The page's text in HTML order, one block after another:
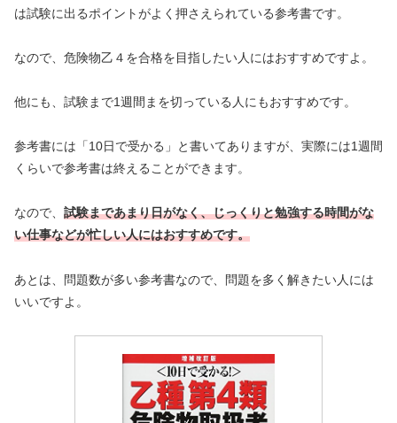
は試験に出るポイントがよく押さえられている参考書です。
なので、危険物乙４を合格を目指したい人にはおすすめですよ。
他にも、試験まで1週間まを切っている人にもおすすめです。
参考書には「10日で受かる」と書いてありますが、実際には1週間
くらいで参考書は終えることができます。
なので、 試験まであまり日がなく、じっくりと勉強する時間がな
い仕事などが忙しい人にはおすすめです。
あとは、問題数が多い参考書なので、問題を多く解きたい人には
いいですよ。